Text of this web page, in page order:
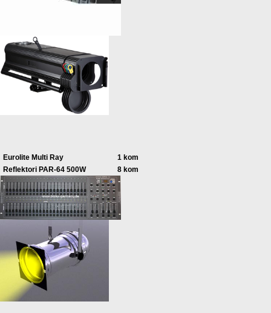
Eurolite Multi Ray
Reflektori PAR-64 500W
1 kom
8 kom